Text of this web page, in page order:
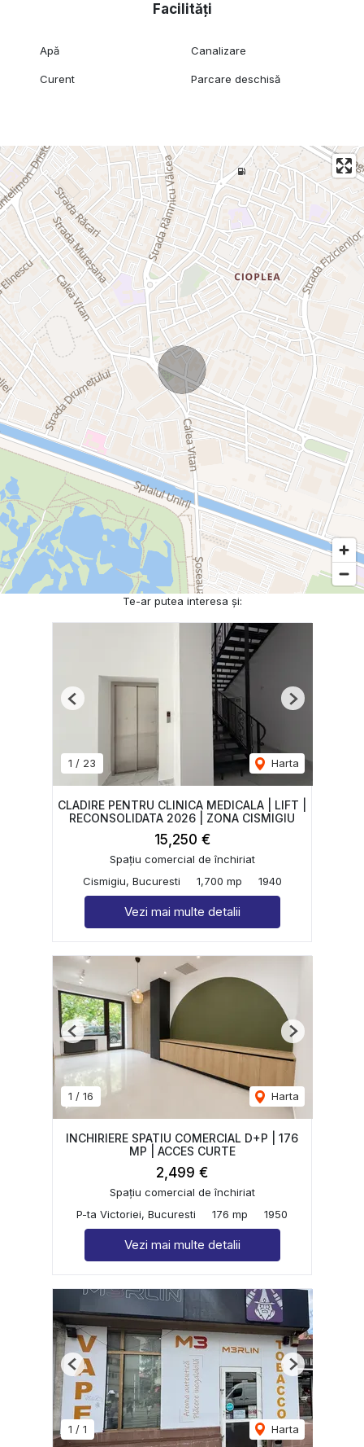
Facilități
Apă Canalizare
Curent Parcare deschisă
Te-ar putea interesa și:
1 / 23 Harta
Previous Next
CLADIRE PENTRU CLINICA MEDICALA | LIFT |
RECONSOLIDATA 2026 | ZONA CISMIGIU
15,250 €
Spațiu comercial de închiriat
Cismigiu, Bucuresti
1,700 mp 1940
Vezi mai multe detalii
1 / 16 Harta
Previous Next
INCHIRIERE SPATIU COMERCIAL D+P | 176
MP | ACCES CURTE
2,499 €
Spațiu comercial de închiriat
P-ta Victoriei, Bucuresti
176 mp 1950
Vezi mai multe detalii
1 / 1 Harta
Previous Next